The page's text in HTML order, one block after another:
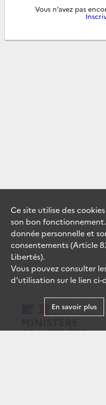
Vous n’avez pas
Ce site utilise descookies
son bon
donnée personnelle et
consentements (Article
Libertés).
Vous pouvez consulter
d’utilisation sur le lien ci-
En savoir plus